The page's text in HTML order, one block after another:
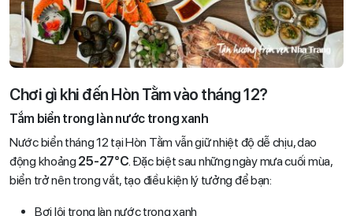
Chơi gì khi đến Hòn Tằm vào tháng 12?
Tắm biển trong làn nước trong xanh
Nước biển tháng 12 tại Hòn Tằm vẫn giữ nhiệt độ dễ chịu, dao
động khoảng 25-27°C. Đặc biệt sau những ngày mưa cuối mùa,
biển trở nên trong vắt, tạo điều kiện lý tưởng để bạn:
Bơi lội trong làn nước trong xanh